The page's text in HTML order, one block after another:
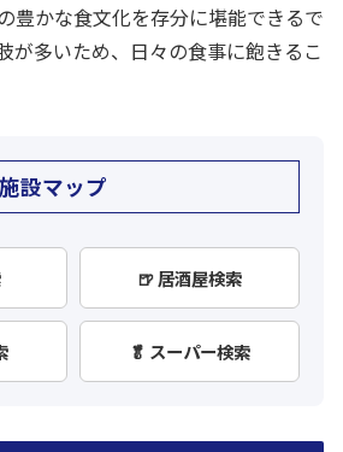
豊かな食文化を存分に堪能できるで
が多いため、日々の食事に飽きるこ
設マップ
🍺 居酒屋検索
🥬 スーパー検索